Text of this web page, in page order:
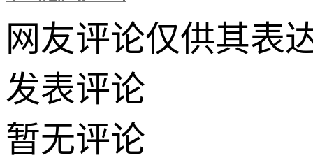
网友评论仅供其表
发表评论
暂无评论